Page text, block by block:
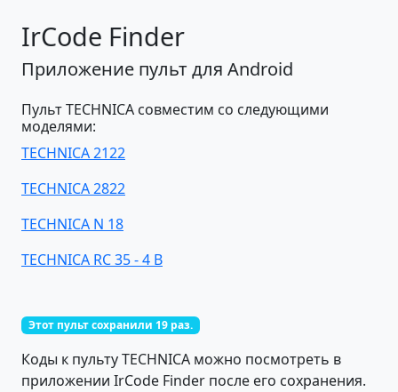
IrCode Finder
Приложение пульт для Android
Пульт TECHNICA совместим со следующими
моделями:
TECHNICA 2122
TECHNICA 2822
TECHNICA N 18
TECHNICA RC 35 - 4 B
Этот пульт сохранили 19 раз.
Коды к пульту TECHNICA можно посмотреть в
приложении IrCode Finder после его сохранения.